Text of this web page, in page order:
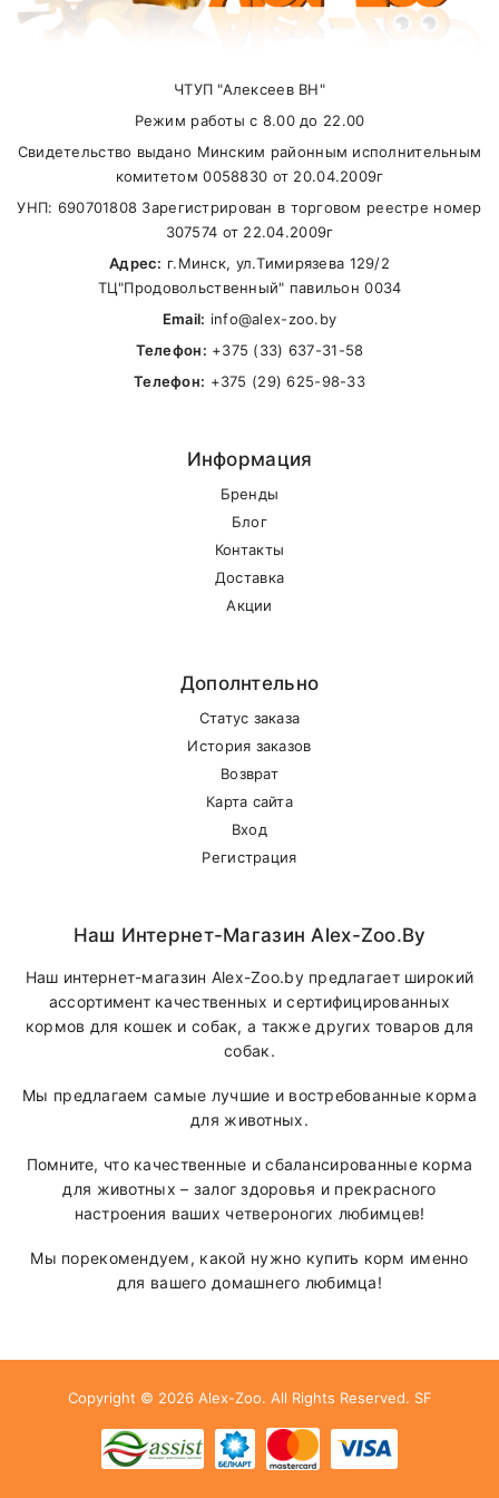
доставки можно у наших менеджеров по
+375(29) 625-98-33(A1),+375(33) 637-31-
)
Карта доставки нашими курьерами:
Внимание стоимость доставки зависит от
В другие города Беларуси
Your review
Name
ЧТУП "Алексеев ВН"
Режим работы с 8.00 до 22.00
Свидетельство выдано Минским районным исполнительным
комитетом 0058830 от 20.04.2009г
УНП: 690701808 Зарегистрирован в торговом реестре номер
307574 от 22.04.2009г
Адрес: г.Минск, ул.Тимирязева 129/2
ТЦ"Продовольственный" павильон 0034
Email: info@alex-zoo.by
Телефон: +375 (33) 637-31-58
Телефон: +375 (29) 625-98-33
Информация
Бренды
Блог
Контакты
Доставка
Акции
Дополнтельно
Статус заказа
История заказов
Возврат
Карта сайта
Вход
Регистрация
Наш Интернет-Магазин Alex-Zoo.by
Наш интернет-магазин Alex-Zoo.by предлагает широкий
ассортимент качественных и сертифицированных
кормов для кошек и собак, а также других товаров для
собак.
Мы предлагаем самые лучшие и востребованные корма
для животных.
Помните, что качественные и сбалансированные корма
для животных – залог здоровья и прекрасного
настроения ваших четвероногих любимцев!
Мы порекомендуем, какой нужно купить корм именно
для вашего домашнего любимца!
Copyright © 2026 Alex-Zoo. All Rights Reserved. SF